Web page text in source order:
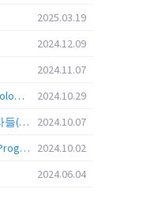
2025.03.19
2024.12.09
2024.11.07
Call for Applications: 2024 Korea Technology Advisory Group (K-TAG)
2024.10.29
[KIRD] 해외 학위/포닥 후 귀국한 연구자들(학교, 출연(연), 기업)의 경력개발 경험 공유 줌 세미나 안내
2024.10.07
Brain Pool (BP) & Brain Pool Plus (BP+) Programs
2024.10.02
2024.06.04